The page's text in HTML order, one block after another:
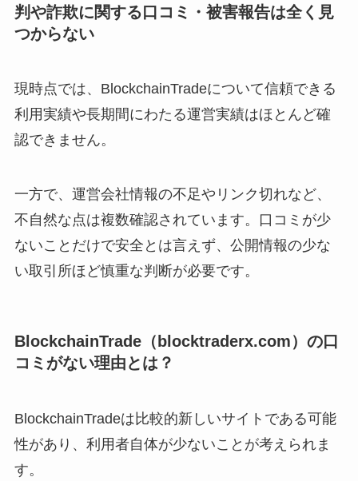
判や詐欺に関する口コミ・被害報告は全く見
つからない
現時点では、BlockchainTradeについて信頼できる
利用実績や長期間にわたる運営実績はほとんど確
認できません。
一方で、運営会社情報の不足やリンク切れなど、
不自然な点は複数確認されています。口コミが少
ないことだけで安全とは言えず、公開情報の少な
い取引所ほど慎重な判断が必要です。
BlockchainTrade（blocktraderx.com）の口
コミがない理由とは？
BlockchainTradeは比較的新しいサイトである可能
性があり、利用者自体が少ないことが考えられま
す。